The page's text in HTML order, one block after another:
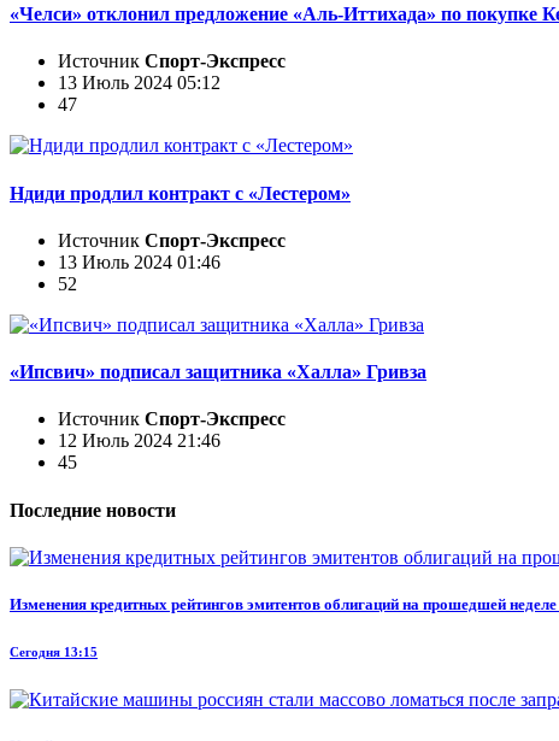
«Челси» отклонил предложение «Аль-Иттихада» по покупке
Источник Спорт-Экспресс
13 Июль 2024 05:12
47
Ндиди продлил контракт с «Лестером»
Источник Спорт-Экспресс
13 Июль 2024 01:46
52
«Ипсвич» подписал защитника «Халла» Гривза
Источник Спорт-Экспресс
12 Июль 2024 21:46
45
Последние новости
Изменения кредитных рейтингов эмитентов облигаций на прошедшей
Сегодня 13:15